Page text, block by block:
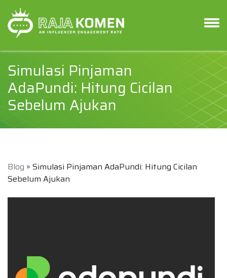
Simulasi Pinjaman
AdaPundi: Hitung Cicilan
Sebelum Ajukan
Blog » Simulasi Pinjaman AdaPundi: Hitung Cicilan
Sebelum Ajukan